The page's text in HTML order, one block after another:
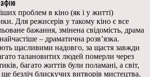
проблем в кіно (як і у житті)
Для режисерів у такому кіно є все
бажання, змінена свідомість, драма
– драматична розв’язка.
щасливими надовго, за щастя завжди
талановитих людей померли через
багато життів були поламані, а світ,
безліч блискучих витворів мистецтва.